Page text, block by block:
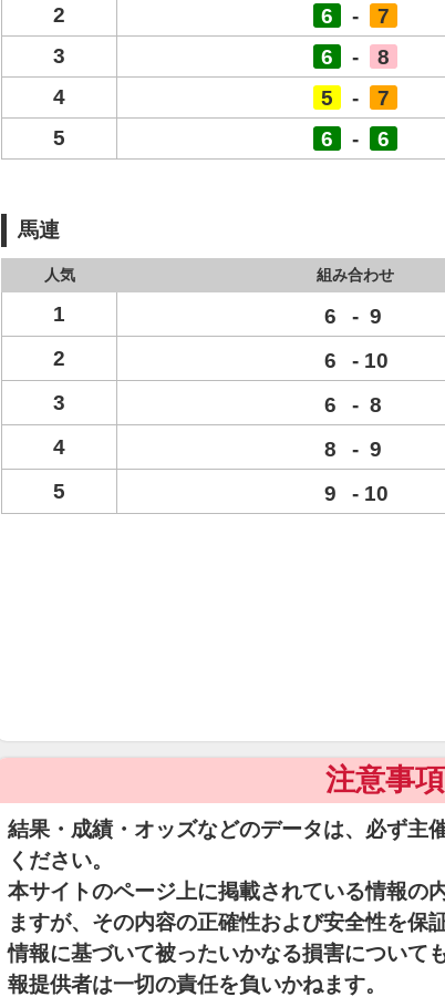
2
6 - 7
3
6 - 8
4
5 - 7
5
6 - 6
馬連
人気 組み合わせ
1 6 - 9
2
6 - 10
3
6 - 8
4
8 - 9
5
9 - 10
注意事項
結果・成績・オッズなどのデータは、必ず主
ください。
本サイトのページ上に掲載されている情報の
ますが、その内容の正確性および安全性を保
情報に基づいて被ったいかなる損害について
報提供者は一切の責任を負いかねます。